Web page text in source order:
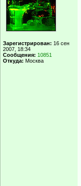
Зарегистрирован: 16 сен
2007, 18:34
Сообщения: 10851
Откуда: Москва